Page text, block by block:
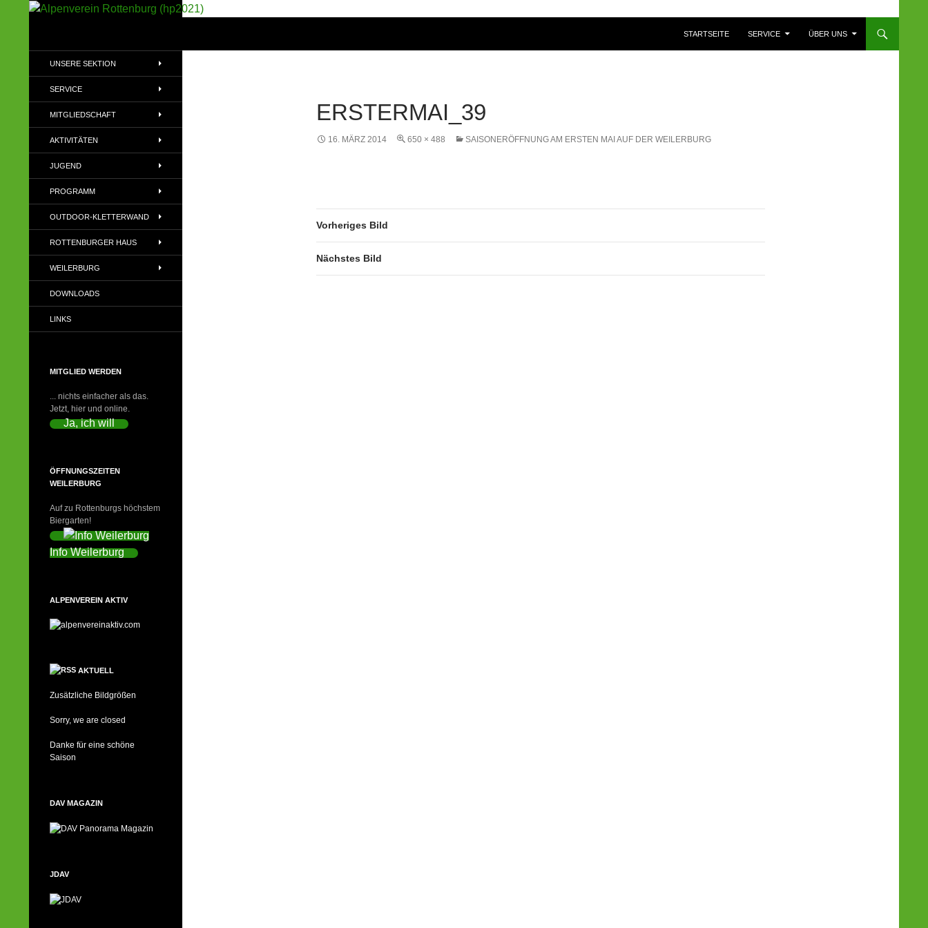
STARTSEITE
SERVICE ÜBER UNS
ERSTERMAI_39
16. MÄRZ 2014 650 × 488 SAISONERÖFFNUNG AM ERSTEN MAI AUF DER WEILERBURG
Vorheriges Bild
Nächstes Bild
(DAV)
UNSERE SEKTION
SERVICE
MITGLIEDSCHAFT
AKTIVITÄTEN
JUGEND
PROGRAMM
OUTDOOR-KLETTERWAND
ROTTENBURGER HAUS
WEILERBURG
DOWNLOADS
LINKS
MITGLIED WERDEN
... nichts einfacher als das.
Jetzt, hier und online.
Ja, ich will
ÖFFNUNGSZEITEN
WEILERBURG
Auf zu Rottenburgs höchstem
Biergarten!
Info Weilerburg
ALPENVEREIN AKTIV
AKTUELL
Zusätzliche Bildgrößen
Sorry, we are closed
Danke für eine schöne
Saison
DAV MAGAZIN
JDAV